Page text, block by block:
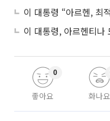
좋아요
0
화나요